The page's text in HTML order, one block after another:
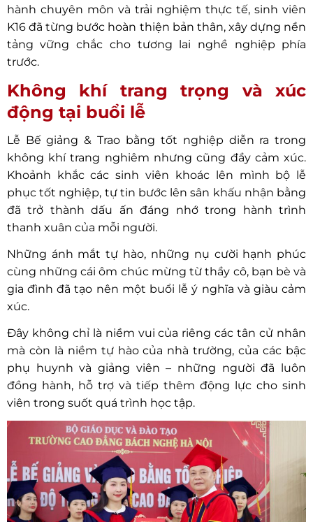
hành chuyên môn và trải nghiệm thực tế, sinh viên
K16 đã từng bước hoàn thiện bản thân, xây dựng nền
tảng vững chắc cho tương lai nghề nghiệp phía
trước.
Không khí trang trọng và xúc
động tại buổi lễ
Lễ Bế giảng & Trao bằng tốt nghiệp diễn ra trong
không khí trang nghiêm nhưng cũng đầy cảm xúc.
Khoảnh khắc các sinh viên khoác lên mình bộ lễ
phục tốt nghiệp, tự tin bước lên sân khấu nhận bằng
đã trở thành dấu ấn đáng nhớ trong hành trình
thanh xuân của mỗi người.
Những ánh mắt tự hào, những nụ cười hạnh phúc
cùng những cái ôm chúc mừng từ thầy cô, bạn bè và
gia đình đã tạo nên một buổi lễ ý nghĩa và giàu cảm
xúc.
Đây không chỉ là niềm vui của riêng các tân cử nhân
mà còn là niềm tự hào của nhà trường, của các bậc
phụ huynh và giảng viên – những người đã luôn
đồng hành, hỗ trợ và tiếp thêm động lực cho sinh
viên trong suốt quá trình học tập.